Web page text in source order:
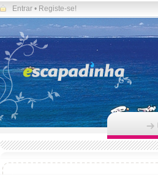
Entrar • Registe-se!